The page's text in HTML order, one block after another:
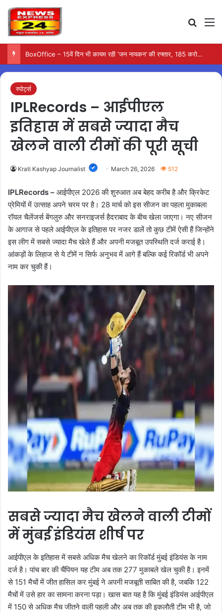
BoxOffice – 15वें दिन भी कायम रही ‘जन नायकन’ की रफ्तार, 185 करोड़ के पार पहुंची कमाई…
स्पोर्ट्स
IPLRecords – आईपीएल
इतिहास में सबसे ज्यादा मैच
खेलने वाली टीमों की पूरी सूची
Krati Kashyap Journalist March 26, 2026 512
IPLRecords – आईपीएल 2026 की शुरुआत अब बेहद करीब है और क्रिकेट
प्रेमियों में उत्साह अपने चरम पर है। 28 मार्च को इस सीजन का पहला मुकाबला
रॉयल चैलेंजर्स बेंगलुरु और सनराइजर्स हैदराबाद के बीच खेला जाएगा। नए सीजन
के आगाज से पहले आईपीएल के इतिहास पर नजर डालें तो कुछ टीमें ऐसी हैं जिन्होंने
इस लीग में सबसे ज्यादा मैच खेले हैं और अपनी मजबूत उपस्थिति दर्ज कराई है।
आंकड़ों के लिहाज से ये टीमें न सिर्फ अनुभव में आगे हैं बल्कि कई रिकॉर्ड भी अपने
नाम कर चुकी हैं।
सबसे ज्यादा मैच खेलने वाली टीमों
में मुंबई इंडियंस शीर्ष पर
आईपीएल के इतिहास में सबसे अधिक मैच खेलने का रिकॉर्ड मुंबई इंडियंस के नाम
दर्ज है। पांच बार की चैंपियन यह टीम अब तक 277 मुकाबले खेल चुकी है। इनमें
से 151 मैचों में जीत हासिल कर मुंबई ने अपनी मजबूती साबित की है, जबकि 122
मैचों में उसे हार का सामना करना पड़ा। खास बात यह है कि मुंबई इंडियंस आईपीएल
में 150 से अधिक मैच जीतने वाली पहली और अब तक की इकलौती टीम भी है, जो